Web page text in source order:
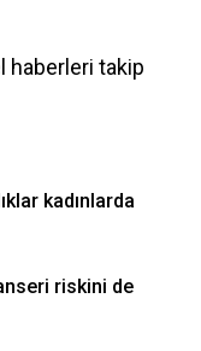
haberleri takip
kadınlarda
riskini de